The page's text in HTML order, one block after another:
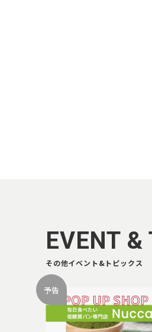
EVENT &
その他イベント&トピックス
予告